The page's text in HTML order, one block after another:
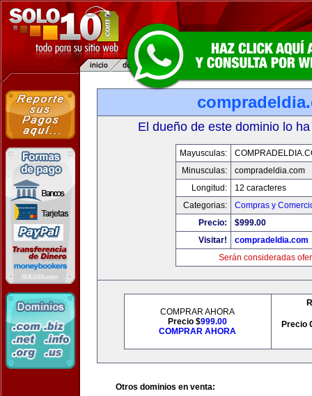
El dueño de este dominio lo
Mayusculas:
Minusculas:
compradeldia.com
Longitud:
12 caracteres
Categorias:
Compras y
Precio:
$999.00
Visitar!
compradeldia.com
Serán consideradas
COMPRAR AHORA
Precio $999.00
COMPRAR AHORA
Precio
Otros dominios en venta: